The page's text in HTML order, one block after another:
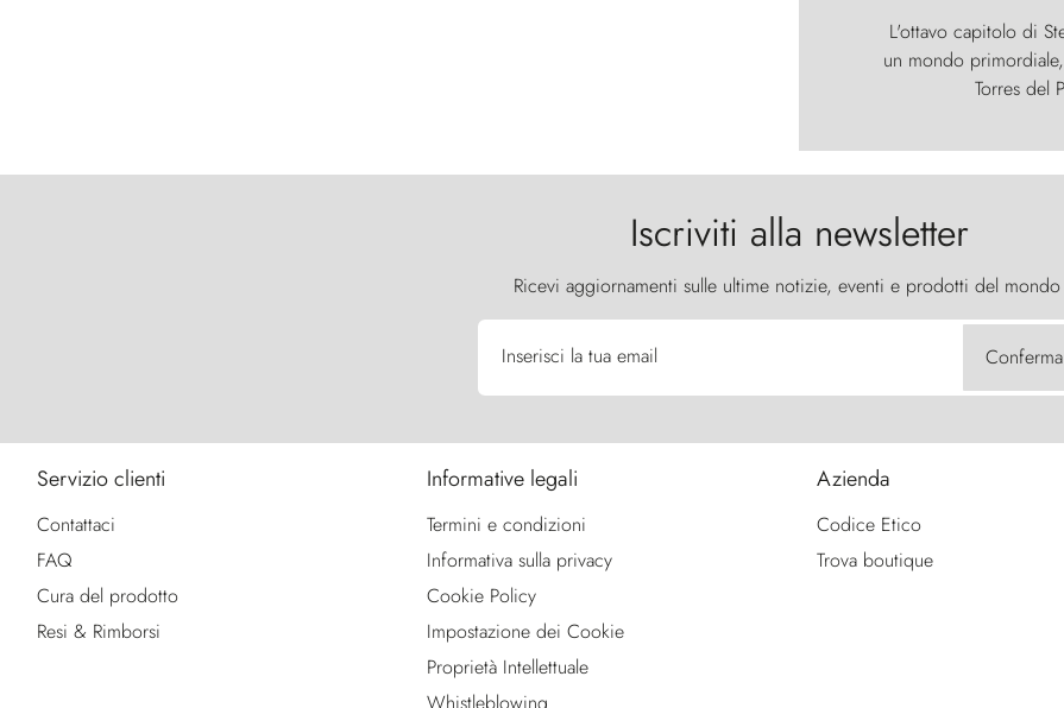
L'ottavo capitolo di
un mondo
Torres del
Iscriviti alla newsletter
Ricevi aggiornamenti sulle ultime notizie, eventi e prodotti del mondo
Inserisci la tua email Conferma
Servizio clienti
Contattaci
FAQ
Cura del prodotto
Resi & Rimborsi
Informative legali
Termini e condizioni
Informativa sulla privacy
Cookie Policy
Impostazione dei Cookie
Proprietà Intellettuale
Azienda
Codice Etico
Trova boutique